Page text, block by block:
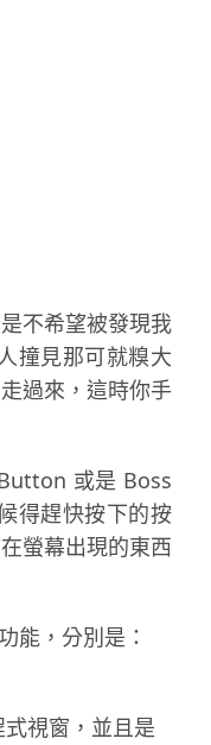
不希望被發現我
撞見那可就糗大
過來，這時你手
或是 Boss
得趕快按下的按
螢幕出現的東西
能，分別是：
視窗，並且是